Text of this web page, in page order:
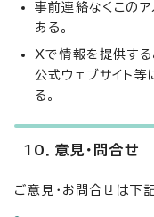
事前連絡なくこの
ある。
Xで情報を提供する
公式ウェブサイト等
る。
10．意見・問合せ
ご意見・お問合せは下